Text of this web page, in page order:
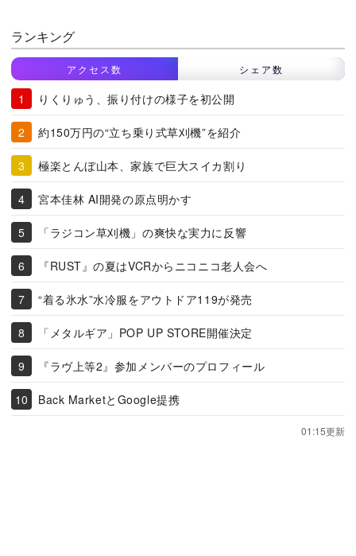
ランキング
アクセス数 シェア数
りくりゅう、振り付けの様子を初公開
約150万円の“立ち乗り式草刈機”を紹介
極楽とんぼ山本、家族で巨大スイカ割り
宮本佳林 AI開発の原点明かす
「ラジコン草刈機」の爽快な実力に反響
『RUST』の夏はVCRからニコニコ老人会へ
“着る氷水”水冷服をアウトドア119が発売
「メタルギア」POP UP STORE開催決定
『ラヴ上等2』参加メンバーのプロフィール
Back MarketとGoogle提携
01:15更新